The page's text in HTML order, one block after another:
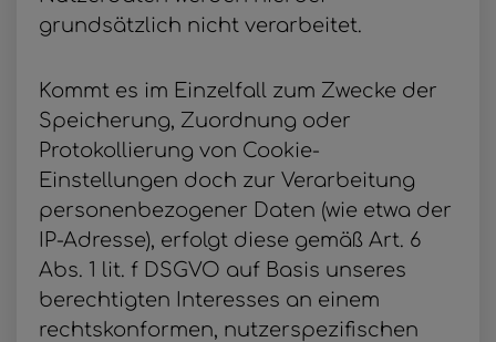
grundsätzlich nicht verarbeitet.
Kommt es im Einzelfall zum Zwecke der
Speicherung, Zuordnung oder
Protokollierung von Cookie-
Einstellungen doch zur Verarbeitung
personenbezogener Daten (wie etwa der
IP-Adresse), erfolgt diese gemäß Art. 6
Abs. 1 lit. f DSGVO auf Basis unseres
berechtigten Interesses an einem
rechtskonformen, nutzerspezifischen